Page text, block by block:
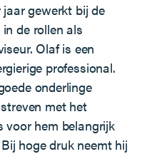
gewerkt bij de
de rollen als
Olaf is een
professional.
onderlinge
met het
voor hem belangrijk
hoge druk neemt hij